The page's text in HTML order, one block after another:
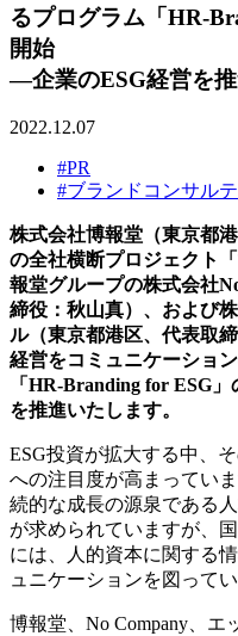
るプログラム「HR-
開始
―企業のESG経営を
2022.12.07
#PR
#ブランドコンサル
株式会社博報堂（東京都
の全社横断プロジェクト
報堂グループの株式会社
締役：秋山真）、および
ル（東京都港区、代表取
経営をコミュニケーショ
「HR-Branding for ESG
を推進いたします。
ESG投資が拡大する中、
への注目度が高まってい
続的な成長の源泉である
が求められていますが、
には、人的資本に関する
ュニケーションを図って
博報堂、No Company、エ